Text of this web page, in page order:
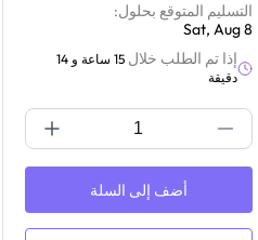
التسليم المتوقع بحلول:
Sat, Aug 8
إذا تم الطلب خلال
15 ساعة و 14
دقيقة
أضف إلى السلة